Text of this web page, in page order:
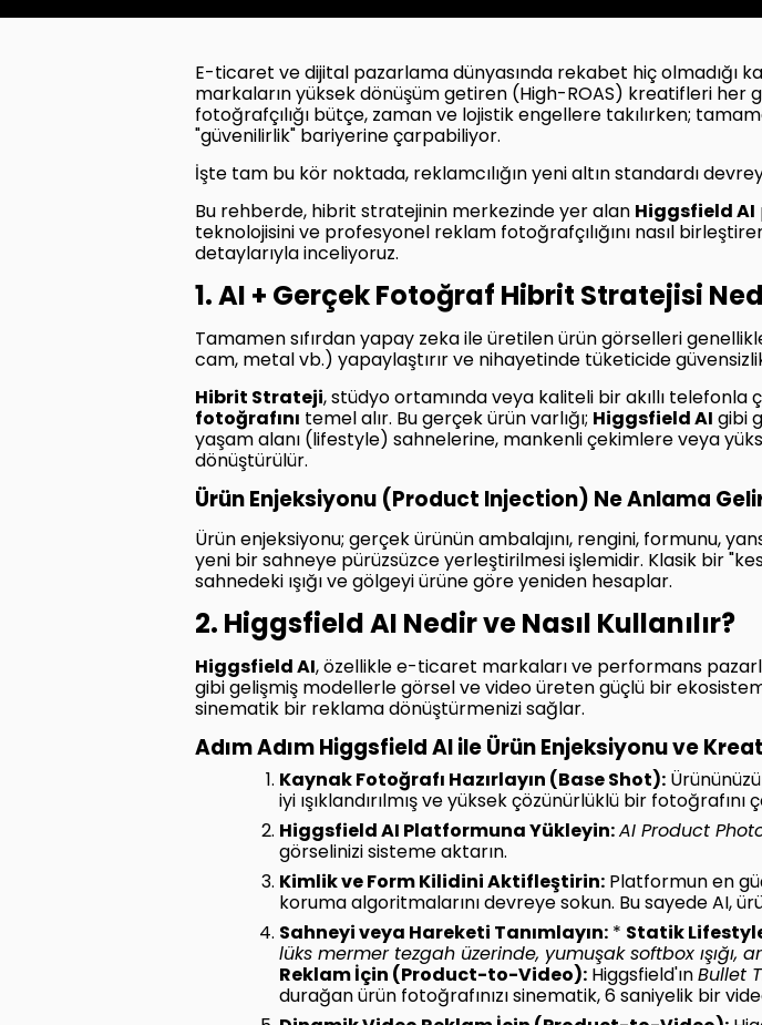
E-ticaret ve dijital pazarlama dünyasında rekabet hiç olmadığı
markaların yüksek dönüşüm getiren (High-ROAS) kreatifleri
fotoğrafçılığı bütçe, zaman ve lojistik engellere takılırken;
"güvenilirlik" bariyerine çarpabiliyor.
İşte tam bu kör noktada, reklamcılığın yeni altın standardı
Bu rehberde, hibrit stratejinin merkezinde yer alan Higgsfield AI
teknolojisini ve profesyonel reklam fotoğrafçılığını nasıl
detaylarıyla inceliyoruz.
1. AI + Gerçek Fotoğraf Hibrit Stratejisi
Tamamen sıfırdan yapay zeka ile üretilen ürün görselleri
cam, metal vb.) yapaylaştırır ve nihayetinde tüketicide
Hibrit Strateji, stüdyo ortamında veya kaliteli bir akıllı telefonla
fotoğrafını temel alır. Bu gerçek ürün varlığı; Higgsfield AI gibi
yaşam alanı (lifestyle) sahnelerine, mankenli çekimlere veya
dönüştürülür.
Ürün Enjeksiyonu (Product Injection) Ne Anlama
Ürün enjeksiyonu; gerçek ürünün ambalajını, rengini, formunu,
yeni bir sahneye pürüzsüzce yerleştirilmesi işlemidir. Klasik bir
sahnedeki ışığı ve gölgeyi ürüne göre yeniden hesaplar.
2. Higgsfield AI Nedir ve Nasıl Kullanılır?
Higgsfield AI, özellikle e-ticaret markaları ve performans
gibi gelişmiş modellerle görsel ve video üreten güçlü bir
sinematik bir reklama dönüştürmenizi sağlar.
Adım Adım Higgsfield AI ile Ürün Enjeksiyonu ve
Kaynak Fotoğrafı Hazırlayın (Base Shot):
iyi ışıklandırılmış ve yüksek çözünürlüklü bir fotoğrafını
Higgsfield AI Platformuna Yükleyin:AI Product
görselinizi sisteme aktarın.
Kimlik ve Form Kilidini Aktifleştirin: Platformun en
koruma algoritmalarını devreye sokun. Bu sayede AI,
Sahneyi veya Hareketi Tanımlayın: * Statik
lüks mermer tezgah üzerinde, yumuşak softbox ışığı,
Reklam İçin (Product-to-Video): Higgsfield'ınBullet
durağan ürün fotoğrafınızı sinematik, 6 saniyelik bir